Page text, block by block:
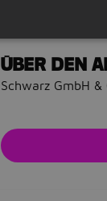
PR / Werbung,
ÜBER DEN
Schwarz GmbH &